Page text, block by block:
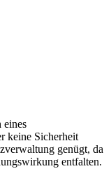
eines
keine Sicherheit
genügt, da
entfalten.